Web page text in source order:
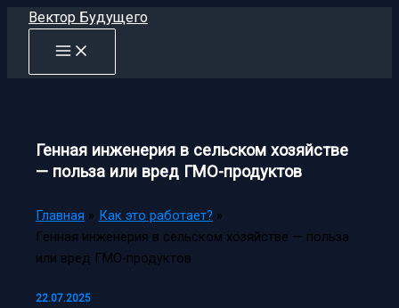
Перейти
содержимому
Вектор Будущего
Генная инженерия в сельском хозяйстве
— польза или вред ГМО-продуктов
Главная
Как это работает?
Генная инженерия в сельском хозяйстве — польза
или вред ГМО-продуктов
22.07.2025